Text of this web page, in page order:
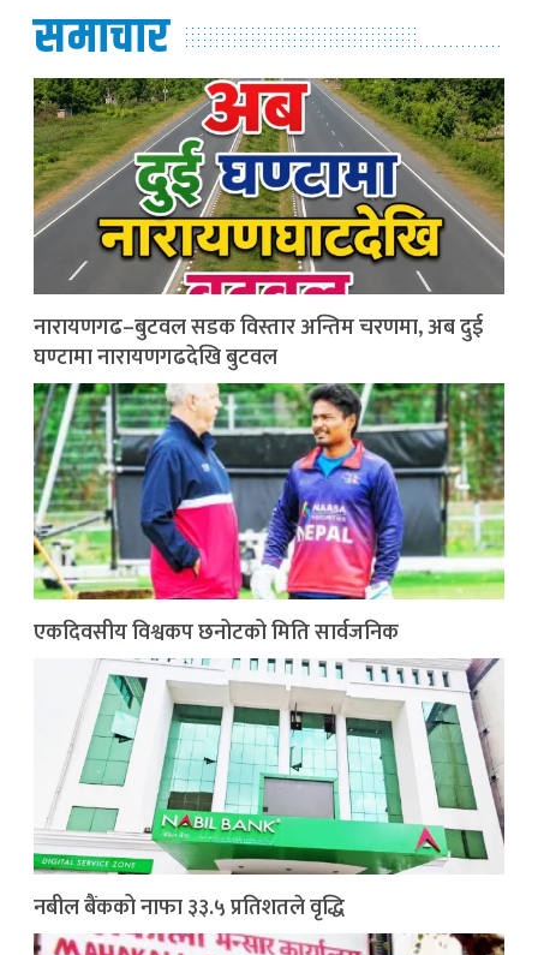
समाचार
नारायणगढ–बुटवल सडक विस्तार अन्तिम चरणमा, अब दुई
घण्टामा नारायणगढदेखि बुटवल
एकदिवसीय विश्वकप छनोटको मिति सार्वजनिक
नबील बैंकको नाफा ३३.५ प्रतिशतले वृद्धि